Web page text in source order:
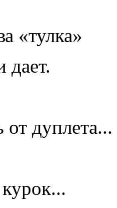
«тулка»
дает.
от дуплета...